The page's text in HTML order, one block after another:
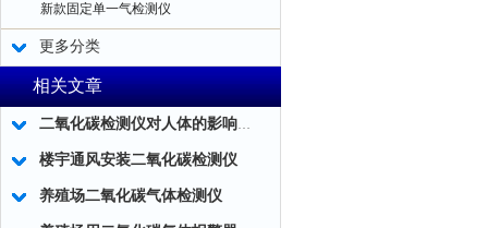
新款固定单一气检测仪
更多分类
相关文章
二氧化碳检测仪对人体的影响及二氧化碳检测仪的应用！
楼宇通风安装二氧化碳检测仪
养殖场二氧化碳气体检测仪